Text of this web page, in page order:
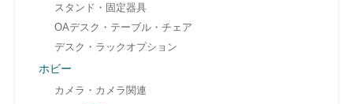
スタンド・固定器具
OAデスク・テーブル・チェア
デスク・ラックオプション
ホビー
カメラ・カメラ関連